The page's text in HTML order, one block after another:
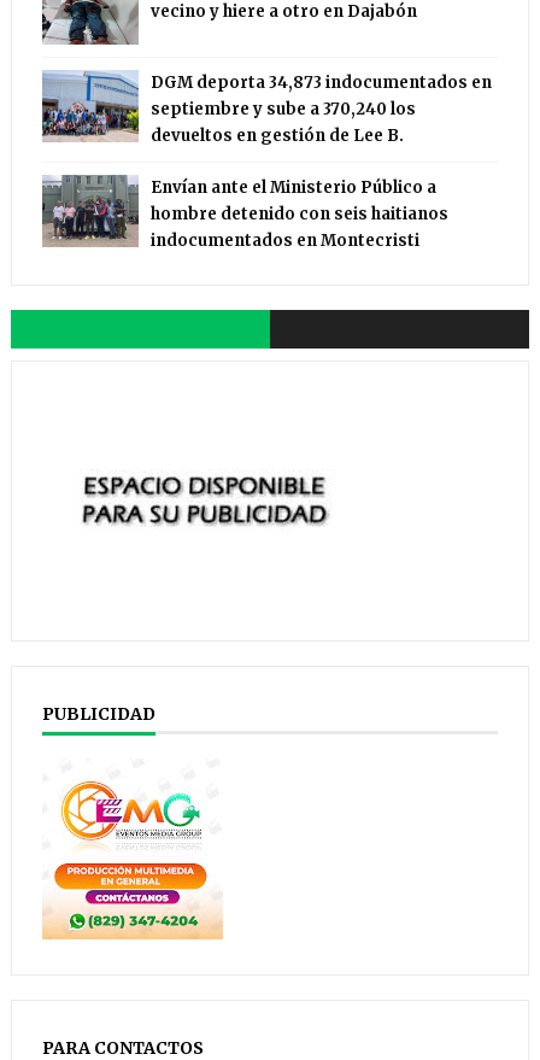
vecino y hiere a otro en Dajabón
DGM deporta 34,873 indocumentados en
septiembre y sube a 370,240 los
devueltos en gestión de Lee B.
Envían ante el Ministerio Público a
hombre detenido con seis haitianos
indocumentados en Montecristi
PUBLICIDAD
PARA CONTACTOS